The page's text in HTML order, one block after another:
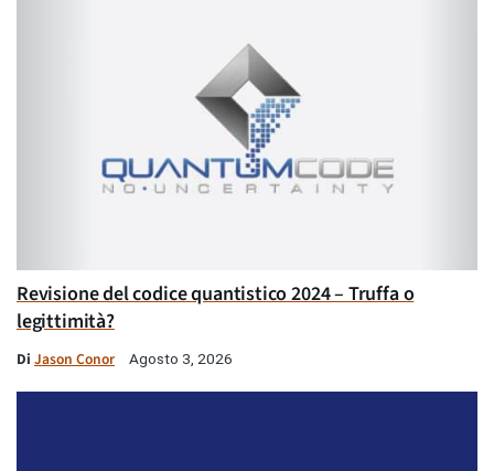
Revisione del codice quantistico 2024 – Truffa o
legittimità?
Di Jason Conor Agosto 3, 2026